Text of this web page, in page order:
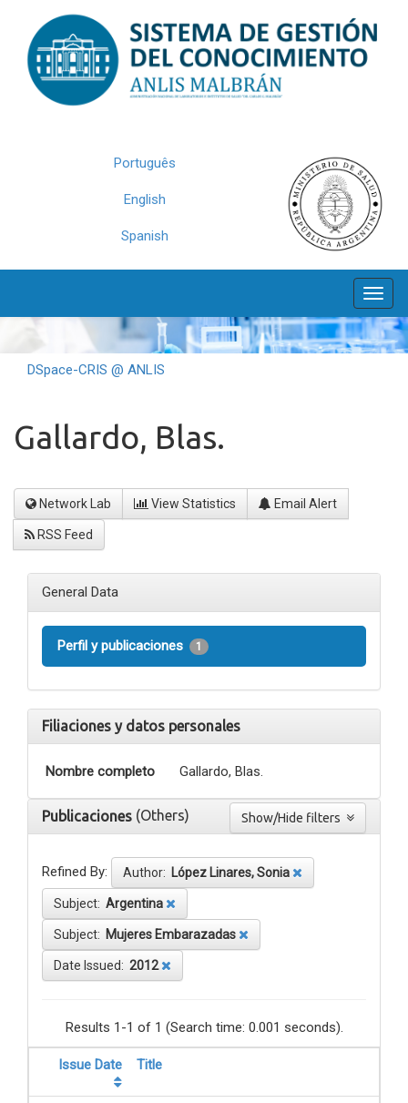
navigation
Português
English
Spanish
DSpace-CRIS @ ANLIS
Gallardo, Blas.
Network Lab View Statistics Email Alert
RSS Feed
General Data
Perfil y publicaciones 1
Filiaciones y datos personales
Nombre completo Gallardo, Blas.
Publicaciones (Others)
Refined By: Author: López Linares, Sonia
Subject: Argentina
Subject: Mujeres Embarazadas
Date Issued: 2012
Results 1-1 of 1 (Search time: 0.001 seconds).
Issue Date Title